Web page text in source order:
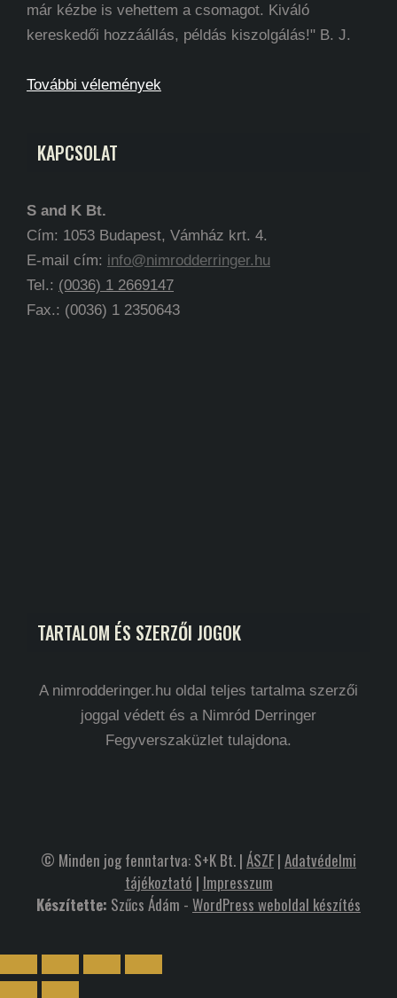
már kézbe is vehettem a csomagot. Kiváló
kereskedői hozzáállás, példás kiszolgálás!" B. J.
További vélemények
KAPCSOLAT
S and K Bt.
Cím: 1053 Budapest, Vámház krt. 4.
E-mail cím: info@nimrodderringer.hu
Tel.: (0036) 1 2669147
Fax.: (0036) 1 2350643
TARTALOM ÉS SZERZŐI JOGOK
A nimrodderinger.hu oldal teljes tartalma szerzői
joggal védett és a Nimród Derringer
Fegyverszaküzlet tulajdona.
© Minden jog fenntartva: S+K Bt. | ÁSZF| Adatvédelmi
tájékoztató | Impresszum
Készítette: Szűcs Ádám - WordPress weboldal készítés